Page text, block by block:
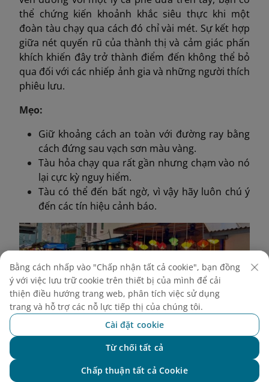
thể chứng kiến ​​khoảnh khắc siêu thực khi một
đoàn tàu chạy qua cách đó chỉ vài mét. Sự kết hợp
giữa nét quyến rũ của thành thị và cảm giác phấn
khích khiến đây trở thành điểm đến không thể bỏ
qua đối với các nhiếp ảnh gia và những người thích
phiêu lưu.
Mẹo:
Giữ khoảng cách an toàn với đường ray bằng
cách đứng sau vạch sơn màu vàng.
Tàu hỏa chạy qua rất gần nhưng chạm vào nó
lại cực kỳ nguy hiểm.
Tàu có thể đến bất ngờ, vì vậy hãy luôn chú ý
đến các tín hiệu cảnh báo.
Bằng cách nhấp vào "Chấp nhận tất cả cookie", bạn đồng
ý với việc lưu trữ cookie trên thiết bị của mình để cải
thiện điều hướng trang web, phân tích việc sử dụng
trang và hỗ trợ các nỗ lực tiếp thị của chúng tôi.
Cài đặt cookie
Từ chối tất cả
Chấp thuận tất cả Cookie